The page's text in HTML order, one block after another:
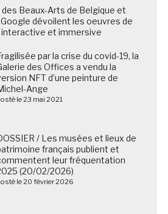
Beaux-Arts de Belgique et
dévoilent les oeuvres de
interactive et immersive
par la crise du covid-19, la
des Offices a vendu la
NFT d’une peinture de
Ange
le 23 mai 2021
/ Les musées et lieux de
français publient et
leur fréquentation
(20/02/2026)
le 20 février 2026